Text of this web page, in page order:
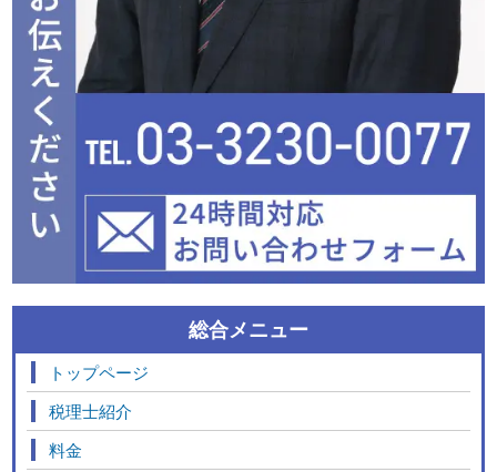
総合メニュー
トップページ
税理士紹介
料金